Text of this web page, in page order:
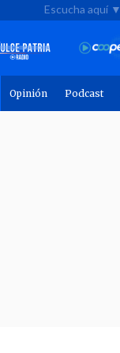
Escucha aquí ▼
Opinión Podcast